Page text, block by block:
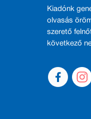
Kiadónk
olvasás
szerető
következő